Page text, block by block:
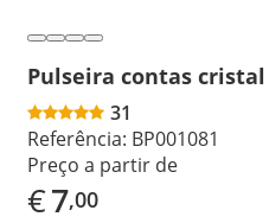
Pulseira contas
31
Referência: BP001081
Preço a partir de
€7,00